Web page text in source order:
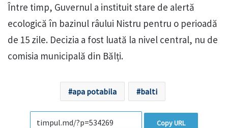
Între timp, Guvernul a instituit stare de alertă
ecologică în bazinul râului Nistru pentru o perioadă
de 15 zile. Decizia a fost luată la nivel central, nu de
comisia municipală din Bălți.
apa potabila balti
Copy URL